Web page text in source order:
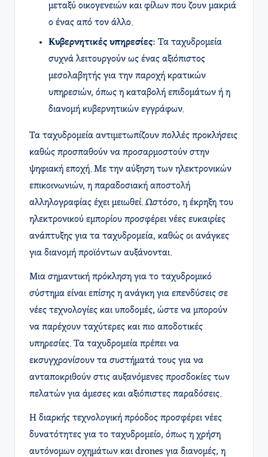
μεταξύ οικογενειών και φίλων που ζουν μακριά
ο ένας από τον άλλο.
Κυβερνητικές υπηρεσίες: Τα ταχυδρομεία
συχνά λειτουργούν ως ένας αξιόπιστος
μεσολαβητής για την παροχή κρατικών
υπηρεσιών, όπως η καταβολή επιδομάτων ή η
διανομή κυβερνητικών εγγράφων.
Τα ταχυδρομεία αντιμετωπίζουν πολλές προκλήσεις
καθώς προσπαθούν να προσαρμοστούν στην
ψηφιακή εποχή. Με την αύξηση των ηλεκτρονικών
επικοινωνιών, η παραδοσιακή αποστολή
αλληλογραφίας έχει μειωθεί. Ωστόσο, η έκρηξη του
ηλεκτρονικού εμπορίου προσφέρει νέες ευκαιρίες
ανάπτυξης για τα ταχυδρομεία, καθώς οι ανάγκες
για διανομή προϊόντων αυξάνονται.
Μια σημαντική πρόκληση για το ταχυδρομικό
σύστημα είναι επίσης η ανάγκη για επενδύσεις σε
νέες τεχνολογίες και υποδομές, ώστε να μπορούν
να παρέχουν ταχύτερες και πιο αποδοτικές
υπηρεσίες. Τα ταχυδρομεία πρέπει να
εκσυγχρονίσουν τα συστήματά τους για να
ανταποκριθούν στις αυξανόμενες προσδοκίες των
πελατών για άμεσες και αξιόπιστες παραδόσεις.
Η διαρκής τεχνολογική πρόοδος προσφέρει νέες
δυνατότητες για το ταχυδρομείο, όπως η χρήση
αυτόνομων οχημάτων και drones για διανομές, η